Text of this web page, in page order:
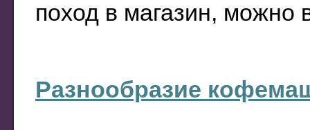
поход в магазин, можно
Разнообразие